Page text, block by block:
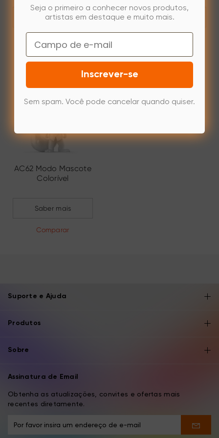
Saber mais Saber mais
AC62 Modo Mascote
Colorível
Saber mais
Comparar
Suporte e Ajuda
Produtos
Sobre
Assinatura de Email
Obtenha as atualizações, convites e ofertas mais
recentes diretamente.
Seja o primeiro a conhecer novos produtos,
artistas em destaque e muito mais.
Email
Inscrever-se
Sem spam. Você pode cancelar quando quiser.